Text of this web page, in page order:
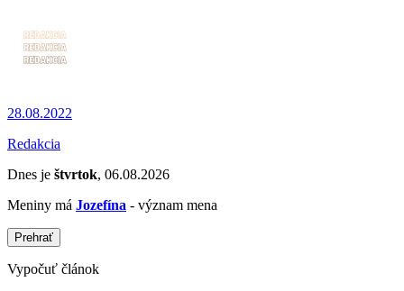
28.08.2022
Redakcia
Dnes je štvrtok, 06.08.2026
Meniny má Jozefína - význam mena
Prehrať
Vypočuť článok